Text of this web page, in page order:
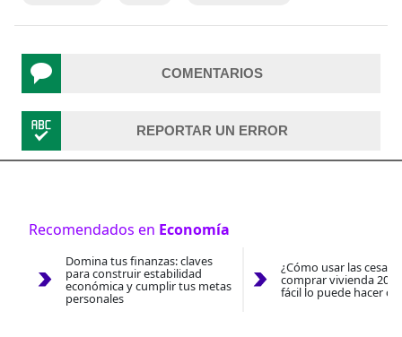
COMENTARIOS
REPORTAR UN ERROR
Recomendados en Economía
Domina tus finanzas: claves
para construir estabilidad
económica y cumplir tus metas
personales
¿Cómo usar las
comprar vivienda
fácil lo puede hacer